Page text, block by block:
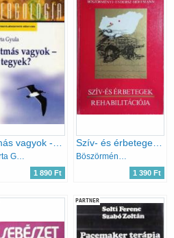
Dr. Berta Gyula
1 890 Ft
Szív- és érbetegek rehabilitációja
Böszörményi-Endersz-Hoffmann
1 390 Ft
PARTNER